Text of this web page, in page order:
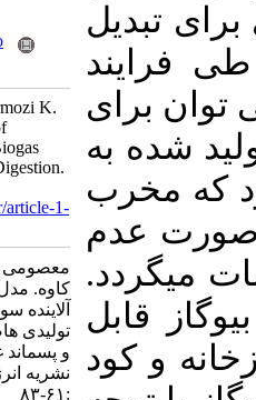
Send citation to:
Mendeley
Zotero
Masoumi M, Kalatar Hormozi K.
Modeling and Removal of
Hydrogen Sulfide from Biogas
Produced by Anaerobic Digestion.
IJE 2020; 23 (3) :61-83
URL:http://necjournals.ir/article-1-
1610-fa.html
معصومی مجتبی، کلانترهرمزی
کاوه. مدل سازی و حذف گاز
آلاینده سولفید هیدروژن از بیوگاز
تولیدی هاضم بی هوازی کود مرغی
و پسماند غذایی در راکتور ناپیوسته.